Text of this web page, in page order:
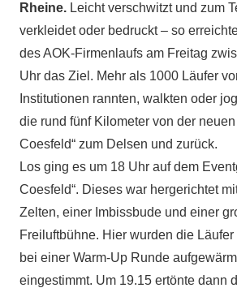
Rheine. Leicht verschwitzt und zum
verkleidet oder bedruckt – so
des AOK-Firmenlaufs am Freitag
Uhr das Ziel. Mehr als 1000 Läufer
Institutionen rannten, walkten oder
die rund fünf Kilometer von der
Coesfeld“ zum Delsen und zurück.
Los ging es um 18 Uhr auf dem
Coesfeld“. Dieses war hergerichtet
Zelten, einer Imbissbude und einer
Freiluftbühne. Hier wurden die
bei einer Warm-Up Runde
eingestimmt. Um 19.15 ertönte dann